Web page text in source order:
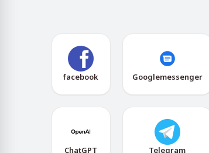
facebook Googlemessenger
ChatGPT Telegram